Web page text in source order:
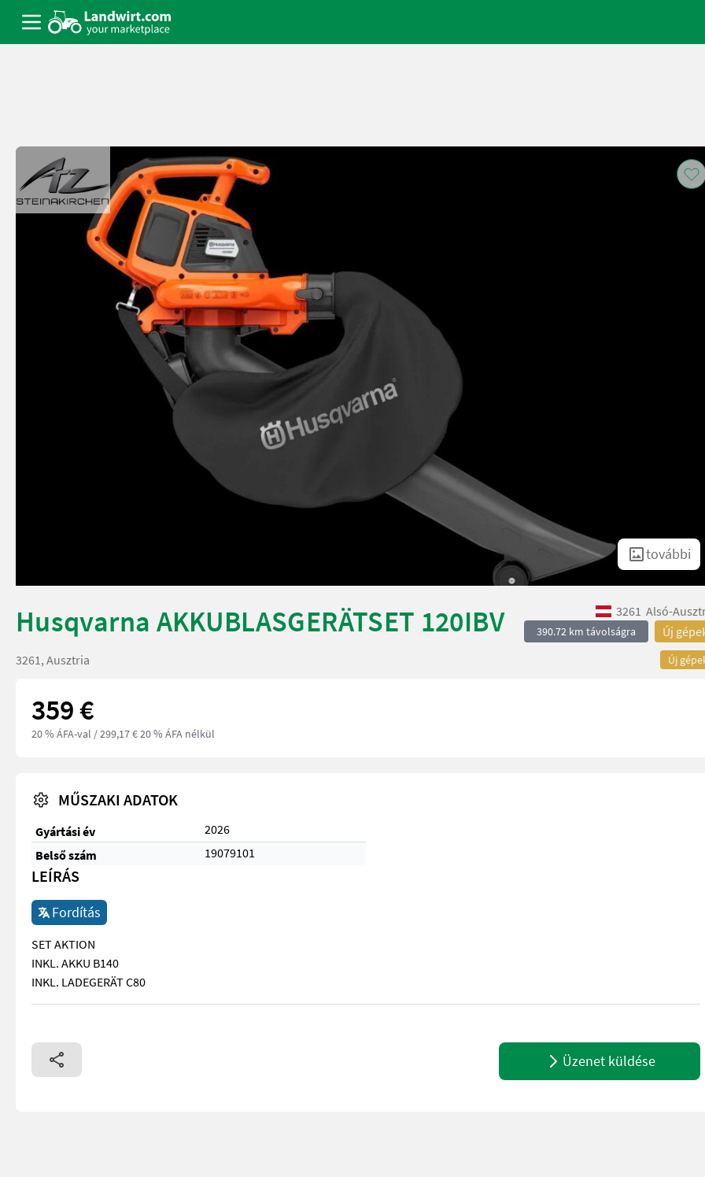
további
Husqvarna AKKUBLASGERÄTSET 120IBV 3261 Alsó-
390.72 km távolságra Új
Új
3261, Ausztria
359 €
20 % ÁFA-val / 299,17 € 20 % ÁFA nélkül
MŰSZAKI ADATOK
Gyártási év
2026
Belső szám
19079101
LEÍRÁS
Fordítás
SET AKTION
INKL. AKKU B140
INKL. LADEGERÄT C80
SET AKTION INKL. AKKU B140 INKL. LADEGERÄT C80
Üzenet küldése